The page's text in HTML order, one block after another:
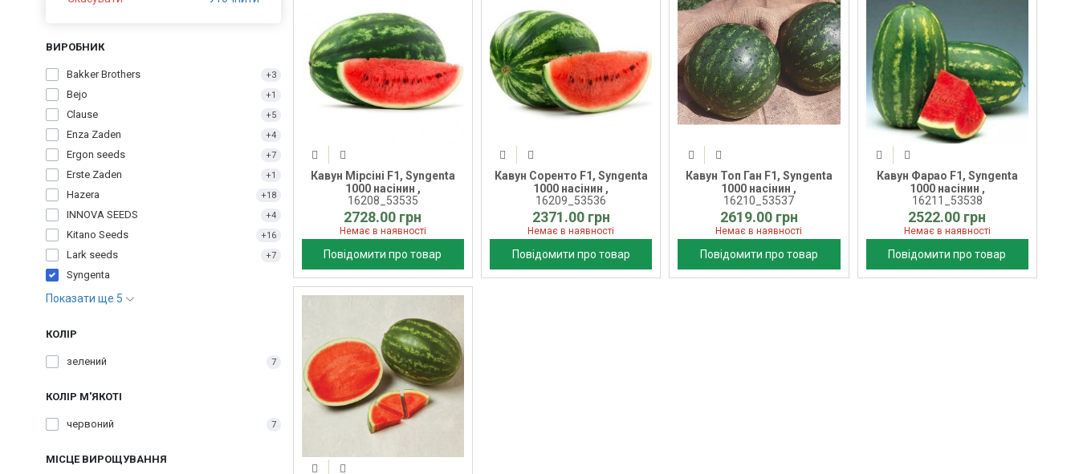
ВИРОБНИК
Bakker Brothers +3
Bejo +1
Clause +5
Enza Zaden +4
Ergon seeds +7
Erste Zaden +1
Hazera +18
INNOVA SEEDS +4
Kitano Seeds +16
Lark seeds +7
Syngenta
Показати ще 5
КОЛІР
зелений 7
КОЛІР М'ЯКОТІ
червоний 7
МІСЦЕ ВИРОЩУВАННЯ
Кавун Мірсіні F1, Syngenta
1000 насінин ,
16208_53535
2728.00 грн
Немає в наявності
Повідомити про товар
Кавун Соренто F1, Syngenta
1000 насінин ,
16209_53536
2371.00 грн
Немає в наявності
Повідомити про товар
Кавун Топ Ган F1, Syngenta
1000 насінин ,
16210_53537
2619.00 грн
Немає в наявності
Повідомити про товар
Кавун Фарао F1, Syngenta
1000 насінин ,
16211_53538
2522.00 грн
Немає в наявності
Повідомити про товар